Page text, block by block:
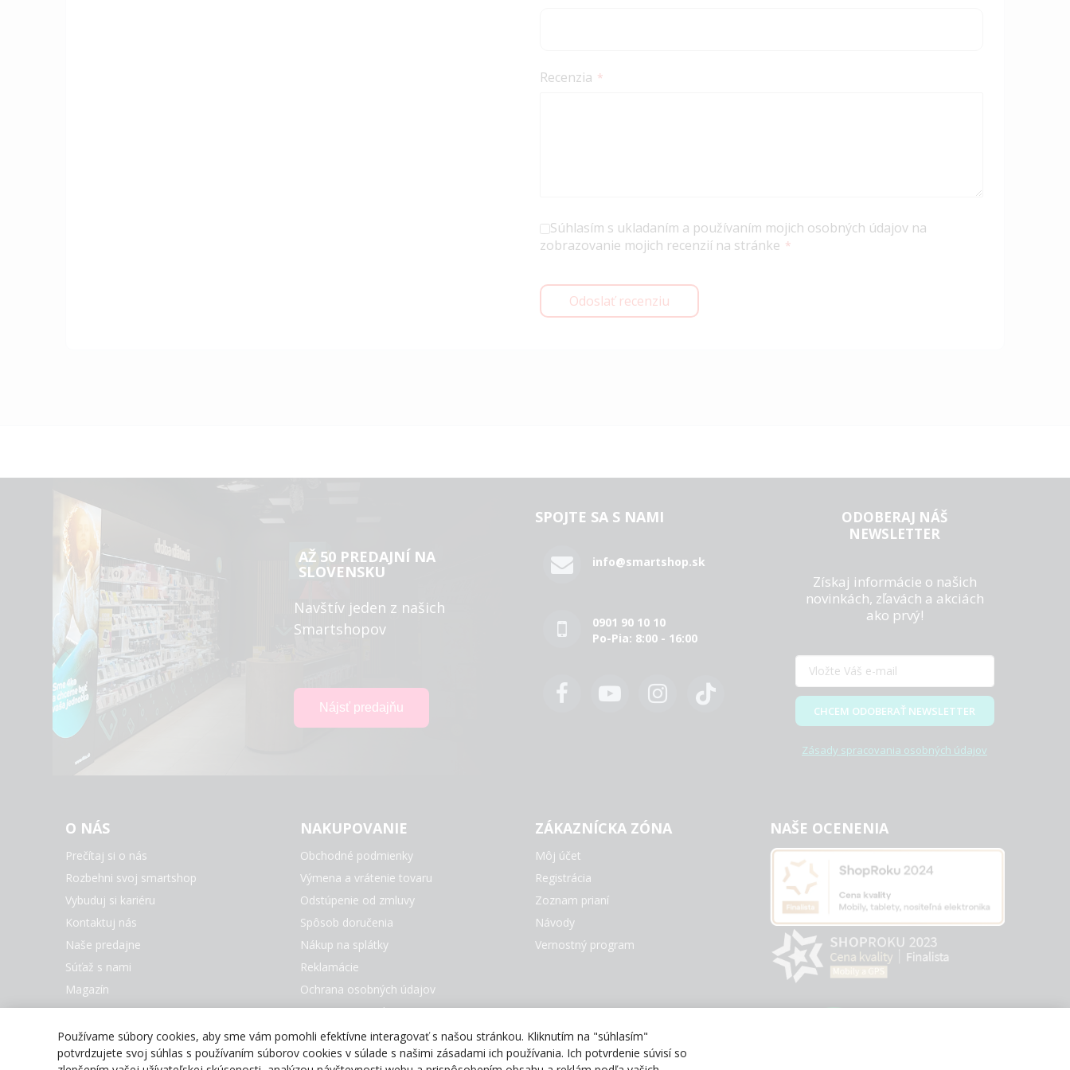
Recenzia
Súhlasím s ukladaním a používaním mojich osobných údajov na
zobrazovanie mojich recenzií na stránke
Odoslať recenziu
AŽ 50 PREDAJNÍ NA
SLOVENSKU
Navštív jeden z našich
Smartshopov
SPOJTE SA S NAMI
info@smartshop.sk
0901 90 10 10
Po-Pia: 8:00 - 16:00
ODOBERAJ NÁŠ
NEWSLETTER
Získaj informácie o našich
novinkách, zľavách a akciách
ako prvý!
CHCEM ODOBERAŤ NEWSLETTER
Zásady spracovania osobných údajov
O NÁS
Prečítaj si o nás
Rozbehni svoj smartshop
Vybuduj si kariéru
Kontaktuj nás
Naše predajne
Súťaž s nami
Magazín
NAKUPOVANIE
Obchodné podmienky
Výmena a vrátenie tovaru
Odstúpenie od zmluvy
Spôsob doručenia
Nákup na splátky
Reklamácie
Ochrana osobných údajov
Nastavenie Cookies
Všetky značky
ZÁKAZNÍCKA ZÓNA
Môj účet
Registrácia
Zoznam prianí
Návody
Vernostný program
NAŠE OCENENIA
Používame súbory cookies, aby sme vám pomohli efektívne interagovať s našou stránkou. Kliknutím na "súhlasím"
potvrdzujete svoj súhlas s používaním súborov cookies v súlade s našimi zásadami ich používania. Ich potvrdenie súvisí so